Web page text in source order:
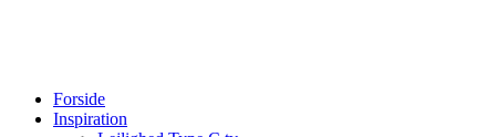
Forside
Inspiration